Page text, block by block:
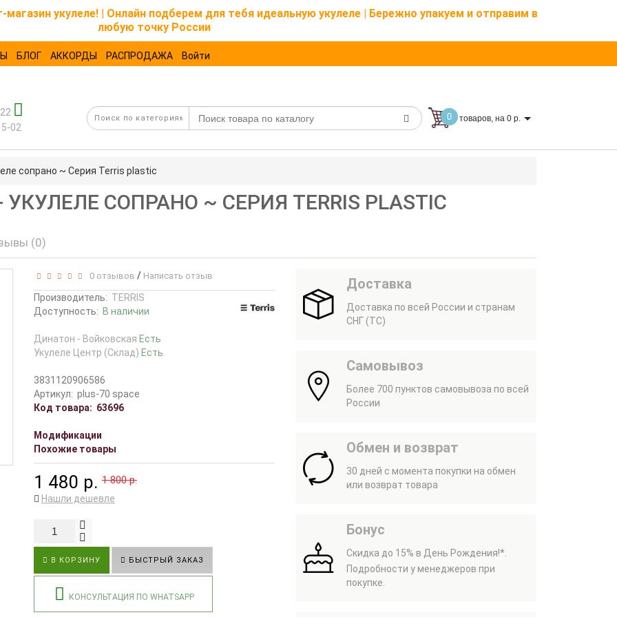
укулеле! | Онлайн подберем для тебя идеальную укулеле | Бережно упакуем и отправим в
любую точку России
БЛОГ АККОРДЫ РАСПРОДАЖА Войти
02
0 товаров, на 0 р.
сопрано ~ Серия Terris plastic
- УКУЛЕЛЕ СОПРАНО ~ СЕРИЯ TERRIS PLASTIC
(0)
0 отзывов / Написать отзыв
Производитель: TERRIS
Доступность: В наличии
Динатон - Войковская Есть
Укулеле Центр (Склад) Есть
3831120906586
Артикул: plus-70 space
Код товара: 63696
Модификации
Похожие товары
1 480 р. 1 800 р.
Нашли дешевле
В КОРЗИНУ БЫСТРЫЙ ЗАКАЗ
КОНСУЛЬТАЦИЯ ПО WHATSAPP
Доставка
Доставка по всей России и странам
СНГ (ТС)
Самовывоз
Более 700 пунктов самовывоза по всей
России
Обмен и возврат
30 дней с момента покупки на обмен
или возврат товара
Бонус
Скидка до 15% в День Рождения!*.
Подробности у менеджеров при
покупке.